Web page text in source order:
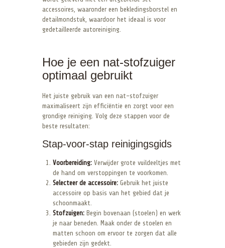
accessoires, waaronder een bekledingsborstel en
detailmondstuk, waardoor het ideaal is voor
gedetailleerde autoreiniging.
Hoe je een nat-stofzuiger
optimaal gebruikt
Het juiste gebruik van een nat-stofzuiger
maximaliseert zijn efficiëntie en zorgt voor een
grondige reiniging. Volg deze stappen voor de
beste resultaten:
Stap-voor-stap reinigingsgids
Voorbereiding: Verwijder grote vuildeeltjes met
de hand om verstoppingen te voorkomen.
Selecteer de accessoire: Gebruik het juiste
accessoire op basis van het gebied dat je
schoonmaakt.
Stofzuigen: Begin bovenaan (stoelen) en werk
je naar beneden. Maak onder de stoelen en
matten schoon om ervoor te zorgen dat alle
gebieden zijn gedekt.